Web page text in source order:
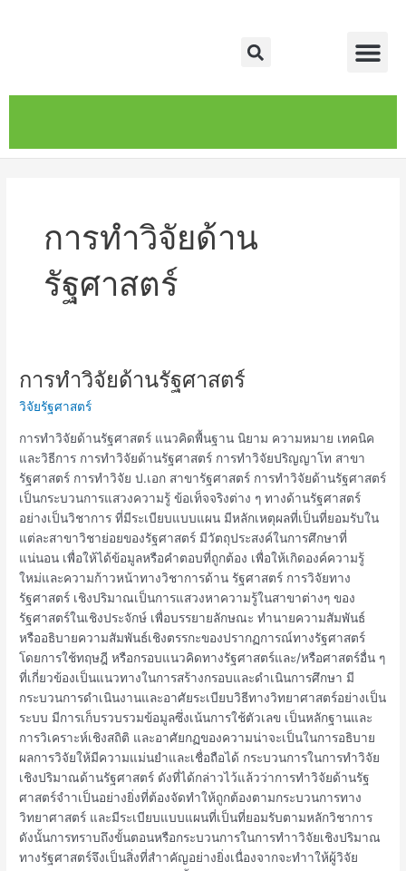
Search
การทำวิจัยด้าน
รัฐศาสตร์
การทำวิจัยด้านรัฐศาสตร์
วิจัยรัฐศาสตร์
การทำวิจัยด้านรัฐศาสตร์ แนวคิดพื้นฐาน นิยาม ความหมาย เทคนิค
และวิธีการ การทำวิจัยด้านรัฐศาสตร์ การทำวิจัยปริญญาโท สาขา
รัฐศาสตร์ การทำวิจัย ป.เอก สาขารัฐศาสตร์ การทำวิจัยด้านรัฐศาสตร์
เป็นกระบวนการแสวงความรู้ ข้อเท็จจริงต่าง ๆ ทางด้านรัฐศาสตร์
อย่างเป็นวิชาการ ที่มีระเบียบแบบแผน มีหลักเหตุผลที่เป็นที่ยอมรับใน
แต่ละสาขาวิชาย่อยของรัฐศาสตร์ มีวัตถุประสงค์ในการศึกษาที่
แน่นอน เพื่อให้ได้ข้อมูลหรือคำตอบที่ถูกต้อง เพื่อให้เกิดองค์ความรู้
ใหม่และความก้าวหน้าทางวิชาการด้าน รัฐศาสตร์ การวิจัยทาง
รัฐศาสตร์ เชิงปริมาณเป็นการแสวงหาความรู้ในสาขาต่างๆ ของ
รัฐศาสตร์ในเชิงประจักษ์ เพื่­อบรรยายลักษณะ ทำนายความสัมพันธ์
หรืออธิบายความสัมพันธ์เชิงตรรกะของปรากฏการณ์ทางรัฐศาสตร์
โดยการใช้ทฤษฎี หรือกรอบแนวคิดทางรัฐศาสตร์และ/หรือศาสตร์อื่น ๆ
ที่เกี่ยวข้องเป็นแนวทางในการสร้างกรอบและดำเนินการศึกษา มี
กระบวนการดำเนินงานและอาศัยระเบียบวิธีทางวิทยาศาสตร์อย่างเป็น
ระบบ มีการเก็บรวบรวมข้อมูลซึ่งเน้นการใช้ตัวเลข เป็นหลักฐานและ
การวิเคราะห์เชิงสถิติ และอาศัยกฏของความน่าจะเป็นในการอธิบาย
ผลการวิจัยให้มีความแม่นยำและเชื่อถือได้ กระบวนการในการทำวิจัย
เชิงปริมาณด้านรัฐศาสตร์ ดังที่ได้กล่าวไว้แล้วว่าการทําวิจัยด้านรัฐ
ศาสตร์จําาเป็นอย่างยิ่งที่ต้องจัดทําให้ถูกต้องตามกระบวนการทาง
วิทยาศาสตร์ และมีระเบียบแบบแผนที่เป็นที่ยอมรับตามหลักวิชาการ
ดังนั้นการทราบถึงขั้นตอนหรือกระบวนการในการทําาวิจัยเชิงปริมาณ
ทางรัฐศาสตร์จึงเป็นสิ่งที่สําาคัญอย่างยิ่งเนื่องจากจะทําาให้ผู้วิจัย
การ
วิจัย
ด้าน
รัฐศาสตร์